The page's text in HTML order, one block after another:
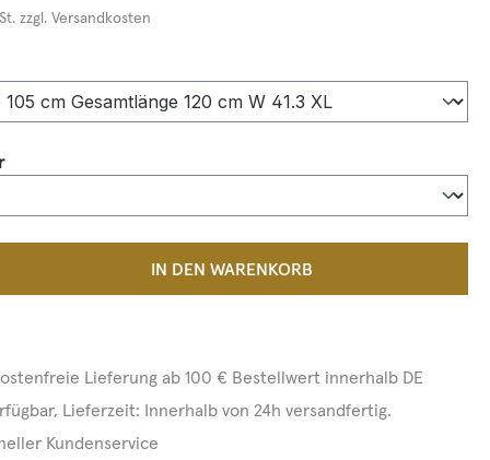
zzgl. Versandkosten
auswählen
Gib den gewünschten Wert
IN DEN WARENKORB
Lieferung ab 100 € Bestellwert innerhalb DE
Lieferzeit: Innerhalb von 24h versandfertig.
Kundenservice